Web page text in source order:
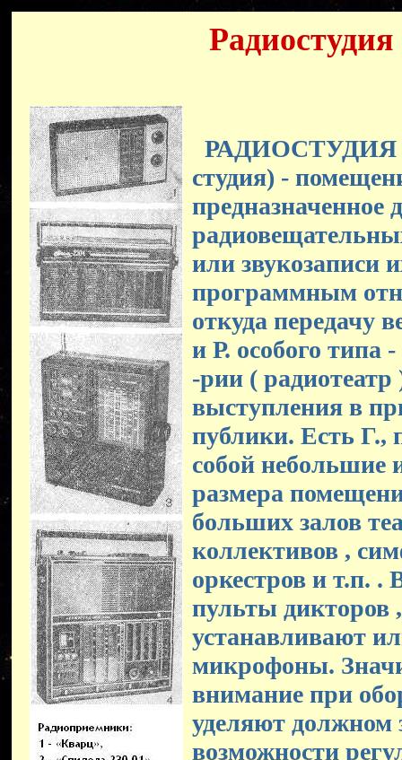
Радиостудия
РАДИОСТУДИЯ
студия) -
предназначенное
или звукозаписи
программным
откуда передачу
и Р. особого типа
-рии ( радиотеатр
выступления в
публики. Есть Г.,
собой небольшие
размера
больших залов
коллективов ,
оркестров и т.п.
пульты дикторов ,
устанавливают
микрофоны.
внимание при
уделяют должном
возможности